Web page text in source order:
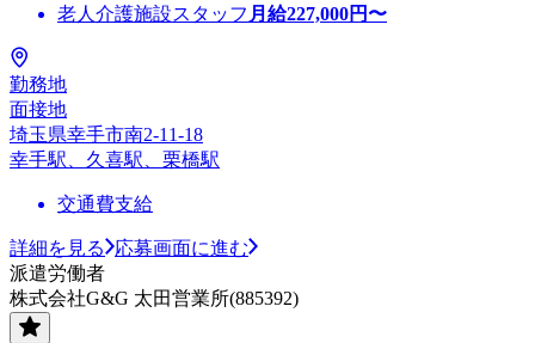
老人介護施設スタッフ 月給227,000円〜
勤務地
面接地
埼玉県幸手市南2-11-18
幸手駅、久喜駅、栗橋駅
交通費支給
詳細を見る
応募画面に進む
派遣労働者
株式会社G&G 太田営業所(885392)